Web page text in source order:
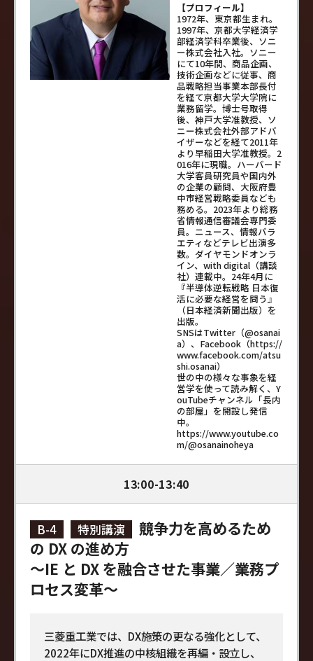
【プロフィール】
1972年、東京都生まれ。
1997年、京都大学経済学
部経済学科卒業後、ソニ
ー株式会社入社。ソニー
にて10年間、商品企画、
技術企画などに従事、商
品戦略担当事業本部長付
を経て京都大学大学院に
業務留学。博士号取得
後、神戸大学准教授、ソ
ニー株式会社外部アドバ
イザーなどを経て2011年
より早稲田大学准教授。2
016年に現職。ハーバード
大学客員研究員や国内外
の企業の顧問、大阪府豊
中市経営戦略委員なども
務める。2023年より総務
省情報通信審議会専門委
員。ニュース、情報バラ
エティなどテレビ出演多
数。ダイヤモンドオンラ
イン、with digital（講談
社）連載中。24年4月に
『半導体逆転戦略 日本復
活に必要な経営を問う』
（日本経済新聞出版）を
出版。
SNSはTwitter（@osanai
a）、Facebook（https://
www.facebook.com/atsu
shi.osanai）
世の中の様々な事象を経
営学を使って読み解く、Y
ouTubeチャンネル「長内
の部屋」を開設し発信
中。
https://www.youtube.co
m/@osanainoheya
13:00-13:40
B-4 特別講演
競争力を高めるため
の DX の進め方
～IE と DX を融合させた事業／業務プ
ロセス変革～
三菱重工業では、DX施策の更なる強化として、
2022年にDX推進の中核組織を再編・設立し、